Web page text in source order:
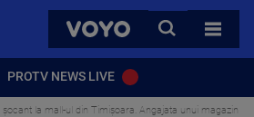
VOYO
CAUTA
TOATE
PROTV NEWS LIVE
șocant la mall-ul din Timișoara. Angajata unui magazin